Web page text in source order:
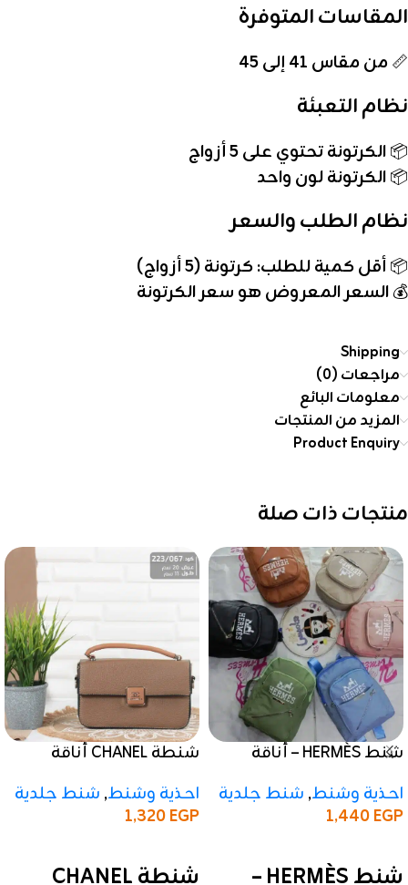
المقاسات المتوفرة
📏 من مقاس 41 إلى 45
نظام التعبئة
📦الكرتونة تحتوي على 5 أزواج
📦الكرتونة لون واحد
نظام الطلب والسعر
📦أقل كمية للطلب: كرتونة (5 أزواج)
💰السعر المعروض هو سعر الكرتونة
Shipping
مراجعات (0)
معلومات البائع
المزيد من المنتجات
Product Enquiry
منتجات ذات صلة
شنط HERMÈS – أناقة
احذية وشنط, شنط جلدية
1,440EGP
شنطة CHANEL أناقة
كلاسيكي بيج غامق
احذية وشنط, شنط جلدية
1,320EGP